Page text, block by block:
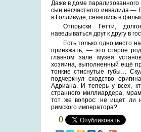
Даже в доме
сын несчастного инвалида —
в Голливуде, снявшись в
Отпрыски Гетти,
наведываться друг к другу в
Есть только одно место
приезжать, — это старое
главном зале музея
хозяина, выполненный ещё
тонкие стиснутые губы…
подчеркнул сходство
Адриана. И теперь у всех,
странного миллиардера,
тот же вопрос: не ищет ли
римского императора?
0